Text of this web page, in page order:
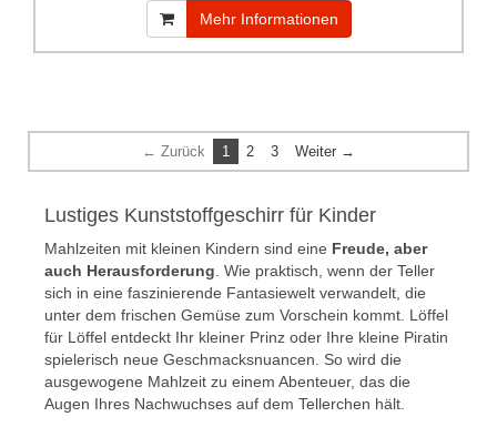
Mehr Informationen
← Zurück 1 2 3 Weiter →
Lustiges Kunststoffgeschirr für Kinder
Mahlzeiten mit kleinen Kindern sind eine Freude, aber
auch Herausforderung . Wie praktisch, wenn der Teller
sich in eine faszinierende Fantasiewelt verwandelt, die
unter dem frischen Gemüse zum Vorschein kommt. Löffel
für Löffel entdeckt Ihr kleiner Prinz oder Ihre kleine Piratin
spielerisch neue Geschmacksnuancen. So wird die
ausgewogene Mahlzeit zu einem Abenteuer, das die
Augen Ihres Nachwuchses auf dem Tellerchen hält.